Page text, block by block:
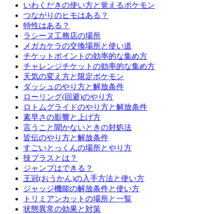
いわくだきの使い方と覚えるポケモン
つながりのヒモはある？
特性はある？
ラシーヌ工務店の場所
メガカケラの交換場所と使い道
チケットポイントの効率的な集め方
チャレンジチケットの効率的な集め方
天気の変え方と限定ポケモン
ダッシュのやり方と解放条件
ローリング(回避)のやり方
ロトムグライドのやり方と解放条件
素早さの影響と上げ方
言うこと聞かないときの対処法
皆伝のやり方と解放条件
すごいとっくんの場所とやり方
技プラスとは？
ジャンプはできる？
王冠(おうかん)の入手方法と使い方
ジャッジ機能の解放条件と使い方
トリミアンカットの場所と一覧
状態異常の効果と対策